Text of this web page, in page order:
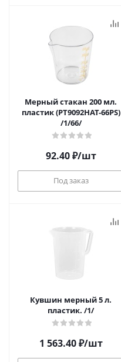
Мерный стакан 200 мл.
пластик (PT9092HAT-66PS)
/1/66/
92.40₽/шт
Под заказ
Кувшин мерный 5 л.
пластик. /1/
1 563.40₽/шт